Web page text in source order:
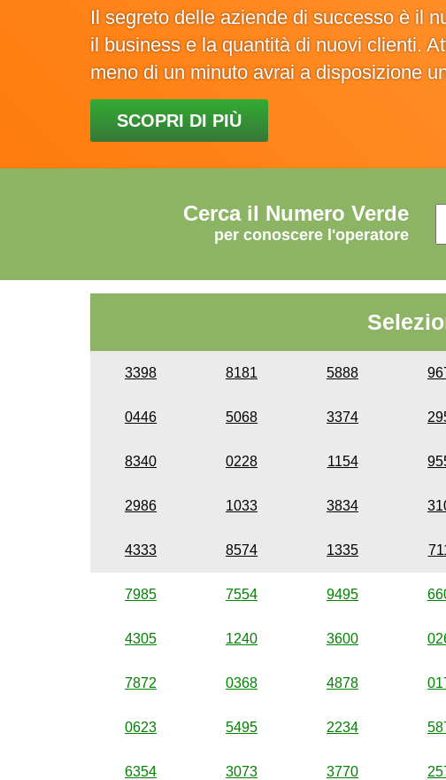
Il segreto delle aziende di successo è il
il business e la quantità di nuovi clienti.
meno di un minuto avrai a disposizione
SCOPRI DI PIÙ
Cerca il Numero Verde
per conoscere l'operatore
3398 8181 5888
0446 5068 3374
8340 0228 1154
2986 1033 3834
4333 8574 1335
7985 7554 9495
4305 1240 3600
7872 0368 4878
0623 5495 2234
6354 3073 3770